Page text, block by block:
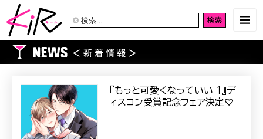
検
『もっと可愛くなっていい １』デ
ィスコン受賞記念フェア決定♡